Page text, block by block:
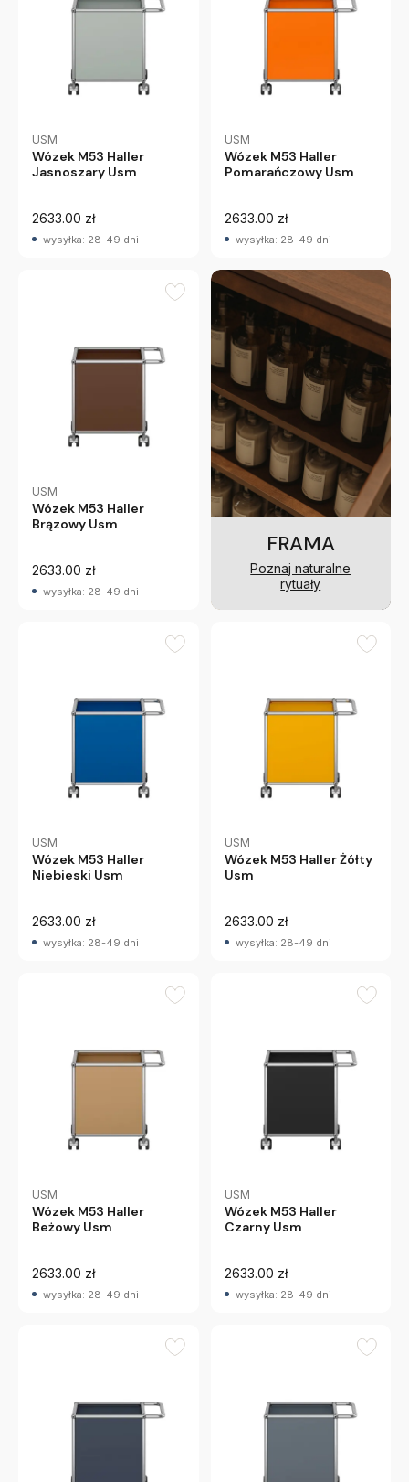
USM
Wózek M53 Haller
Jasnoszary Usm
2633.00 zł
wysyłka: 28-49 dni
USM
Wózek M53 Haller
Pomarańczowy Usm
2633.00 zł
wysyłka: 28-49 dni
USM
Wózek M53 Haller
Brązowy Usm
2633.00 zł
wysyłka: 28-49 dni
FRAMA
Poznaj naturalne
rytuały
USM
Wózek M53 Haller
Niebieski Usm
2633.00 zł
wysyłka: 28-49 dni
USM
Wózek M53 Haller Żółty
Usm
2633.00 zł
wysyłka: 28-49 dni
USM
Wózek M53 Haller
Beżowy Usm
2633.00 zł
wysyłka: 28-49 dni
USM
Wózek M53 Haller
Czarny Usm
2633.00 zł
wysyłka: 28-49 dni